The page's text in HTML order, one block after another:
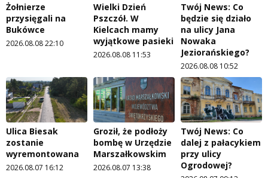
Żołnierze
przysięgali na
Bukówce
2026.08.08 22:10
Wielki Dzień
Pszczół. W
Kielcach mamy
wyjątkowe pasieki
2026.08.08 11:53
Twój News: Co
będzie się działo
na ulicy Jana
Nowaka
Jeziorańskiego?
2026.08.08 10:52
Ulica Biesak
zostanie
wyremontowana
2026.08.07 16:12
Groził, że podłoży
bombę w Urzędzie
Marszałkowskim
2026.08.07 13:38
Twój News: Co
dalej z pałacykiem
przy ulicy
Ogrodowej?